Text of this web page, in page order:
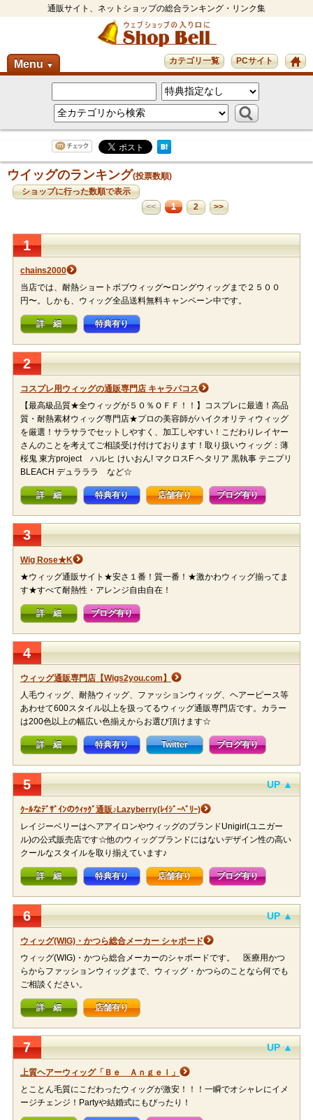
通販サイト、ネットショップの総合ランキング・リンク集
Menu ▼ PCサイト
カテゴリ一覧
ウイッグのランキング(投票数順)
ショップに行った数順で表示
<<
1 2 >>
1
chains2000
当店では、耐熱ショートボブウィッグ〜ロングウィッグまで２５００
円〜。しかも、ウィッグ全品送料無料キャンペーン中です。
詳 細 特典有り
2
コスプレ用ウィッグの通販専門店 キャラパコス
【最高級品質★全ウィッグが５０％ＯＦＦ！！】コスプレに最適！高品
質・耐熱素材ウィッグ専門店★プロの美容師がハイクオリティウィッグ
を厳選！サラサラでセットしやすく、加工しやすい！こだわりレイヤー
さんのことを考えてご相談受け付けております！取り扱いウィッグ：薄
桜鬼 東方project ハルヒ けいおん! マクロスF ヘタリア 黒執事 テニプリ
BLEACH デュラララ など☆
詳 細 特典有り 店舗有り ブログ有り
3
Wig Rose★K
★ウィッグ通販サイト★安さ１番！質一番！★激かわウィッグ揃ってま
す★すべて耐熱性・アレンジ自由自在！
詳 細 ブログ有り
4
ウィッグ通販専門店【Wigs2you.com】
人毛ウィッグ、耐熱ウィッグ、ファッションウィッグ、ヘアーピース等
あわせて600スタイル以上を扱ってるウィッグ通販専門店です。カラー
は200色以上の幅広い色揃えからお選び頂けます☆
詳 細 特典有り Twitter ブログ有り
5 UP ▲
ｸｰﾙなﾃﾞｻﾞｲﾝのｳｨｯｸﾞ通販♪Lazyberry(ﾚｲｼﾞｰﾍﾞﾘｰ)
レイジーベリーはヘアアイロンやウィッグのブランドUnigirl(ユニガー
ル)の公式販売店です☆他のウィッグブランドにはないデザイン性の高い
クールなスタイルを取り揃えています♪
詳 細 特典有り 店舗有り ブログ有り
6 UP ▲
ウィッグ(WIG)・かつら総合メーカー シャポード
ウィッグ(WIG)・かつら総合メーカーのシャポードです。 医療用かつ
らからファッションウィッグまで、ウィッグ・かつらのことなら何でも
ご相談ください。
詳 細 店舗有り
7 UP ▲
上質ヘアーウィッグ「Ｂｅ Ａｎｇｅｌ」
とことん毛質にこだわったウィッグが激安！！！一瞬でオシャレにイメ
ージチェンジ！Partyや結婚式にもぴったり！